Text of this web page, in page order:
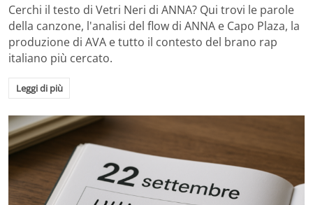
Cerchi il testo di Vetri Neri di ANNA? Qui trovi le parole
della canzone, l'analisi del flow di ANNA e Capo Plaza, la
produzione di AVA e tutto il contesto del brano rap
italiano più cercato.
Leggi di più